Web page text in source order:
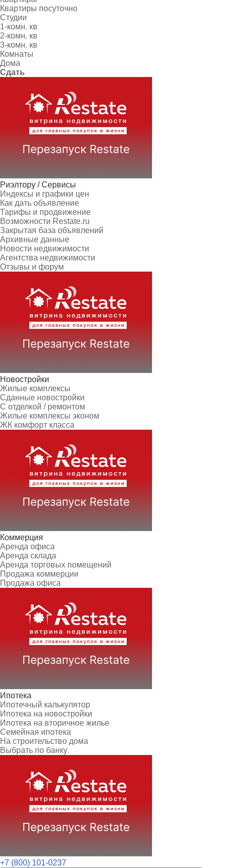
Квартиры посуточно
Студии
1-комн. кв
2-комн. кв
3-комн. кв
Комнаты
Дома
Сдать
Риэлтору / Сервисы
Индексы и графики цен
Как дать объявление
Тарифы и продвижение
Возможности Restate.ru
Закрытая база объявлений
Архивные данные
Новости недвижимости
Агентства недвижимости
Отзывы и форум
Новостройки
Жилые комплексы
Сданные новостройки
С отделкой / ремонтом
Жилые комплексы эконом
ЖК комфорт класса
Коммерция
Аренда офиса
Аренда склада
Аренда торговых помещений
Продажа коммерции
Продажа офиса
Ипотека
Ипотечный калькулятор
Ипотека на новостройки
Ипотека на вторичное жилье
Семейная ипотека
На строительство дома
Выбрать по банку
+7 (800) 101-0237